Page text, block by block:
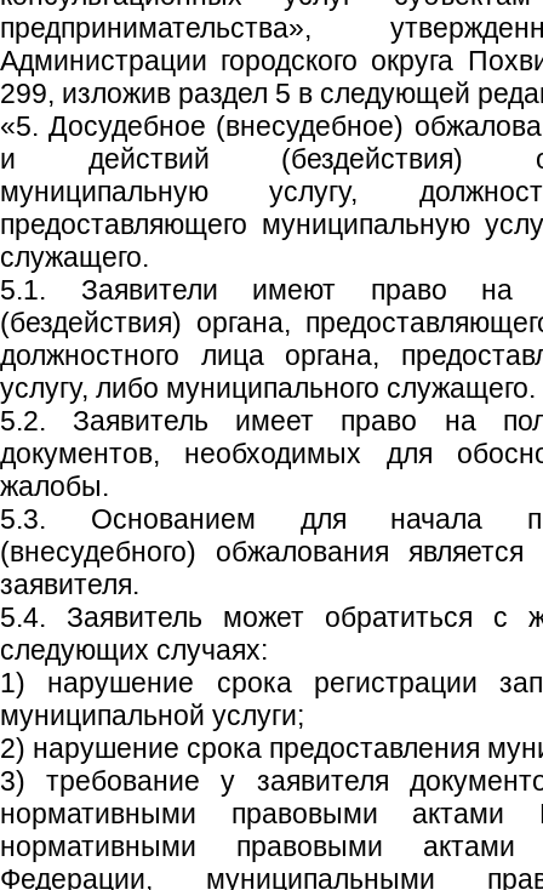
предпринимательства»,
Администрации городского округа
299, изложив раздел 5 в следующей
«5. Досудебное (внесудебное)
и действий (бездействия)
муниципальную услугу,
предоставляющего муниципальную
служащего.
5.1. Заявители имеют право на
(бездействия) органа,
должностного лица органа,
услугу, либо муниципального служащего.
5.2. Заявитель имеет право на
документов, необходимых для
жалобы.
5.3. Основанием для начала
(внесудебного) обжалования
заявителя.
5.4. Заявитель может обратиться
следующих случаях:
1) нарушение срока регистрации
муниципальной услуги;
2) нарушение срока предоставления
3) требование у заявителя
нормативными правовыми актами
нормативными правовыми актами
Федерации, муниципальными